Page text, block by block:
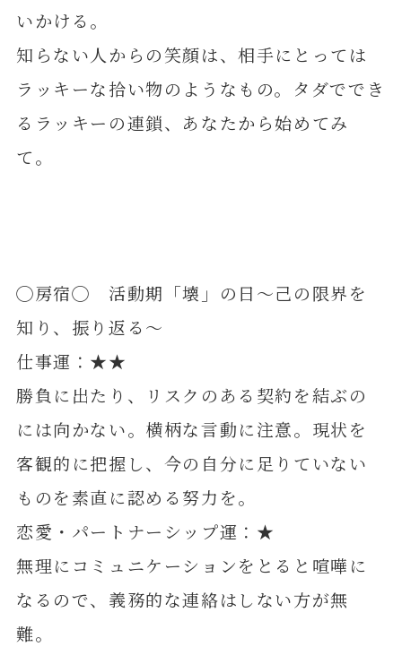
いかける。
知らない人からの笑顔は、相手にとっては
ラッキーな拾い物のようなもの。タダででき
るラッキーの連鎖、あなたから始めてみ
て。
◯房宿◯ 活動期「壊」の日～己の限界を
知り、振り返る～
仕事運：★★
勝負に出たり、リスクのある契約を結ぶの
には向かない。横柄な言動に注意。現状を
客観的に把握し、今の自分に足りていない
ものを素直に認める努力を。
恋愛・パートナーシップ運：★
無理にコミュニケーションをとると喧嘩に
なるので、義務的な連絡はしない方が無
難。